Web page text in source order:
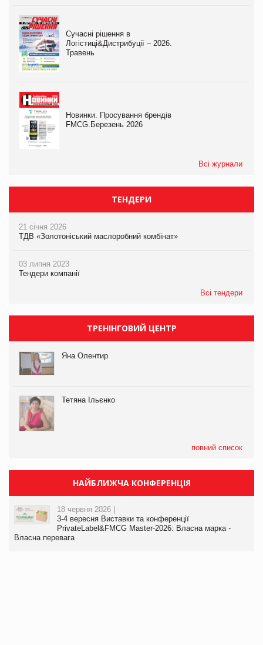
Сучасні рішення в
Логістиці&Дистрибуції – 2026.
Травень
Новинки. Просування брендів
FMCG.Березень 2026
Всі журнали
ТЕНДЕРИ
21 січня 2026
ТДВ «Золотоніський маслоробний комбінат»
03 липня 2023
Тендери компанії
Всі тендери
ТРЕНІНГОВИЙ ЦЕНТР
Яна Олентир
Тетяна Ільєнко
повний список
НАЙБЛИЖЧА КОНФЕРЕНЦІЯ
18 червня 2026 |
3-4 вересня Виставки та конференції
PrivateLabel&FMCG Master-2026: Власна марка -
Власна перевага